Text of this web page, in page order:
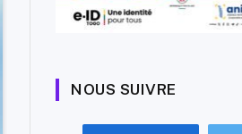
NOUS SUIVRE